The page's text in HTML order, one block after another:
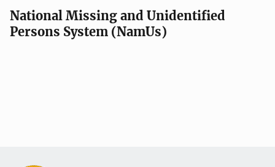
National Missing and Unidentified
Persons System (NamUs)